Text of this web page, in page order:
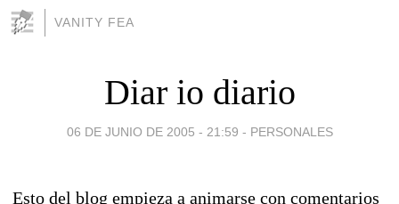
VANITY FEA
Diar io diario
06 DE JUNIO DE 2005 - 21:59 - PERSONALES
Esto del blog empieza a animarse con comentarios